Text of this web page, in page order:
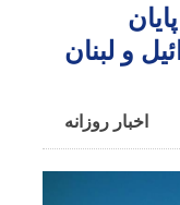
و لبنان
اخبار روزانه